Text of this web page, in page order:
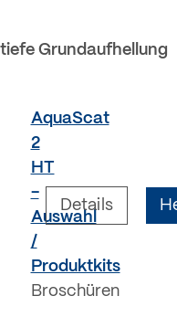
Grundaufhellung
AquaScat
2
HT
-
Auswahl
/
Produktkits
Broschüren
Details